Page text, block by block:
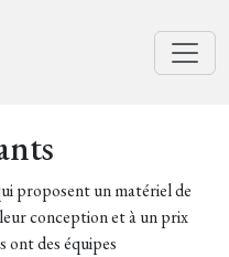
proposent un matériel de
conception et à un prix
ont des équipes